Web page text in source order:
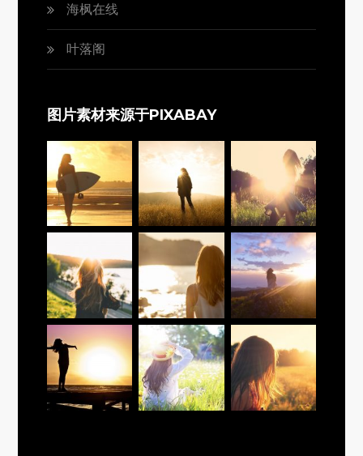
海枫在线
叶落阁
图片素材来源于PIXABAY